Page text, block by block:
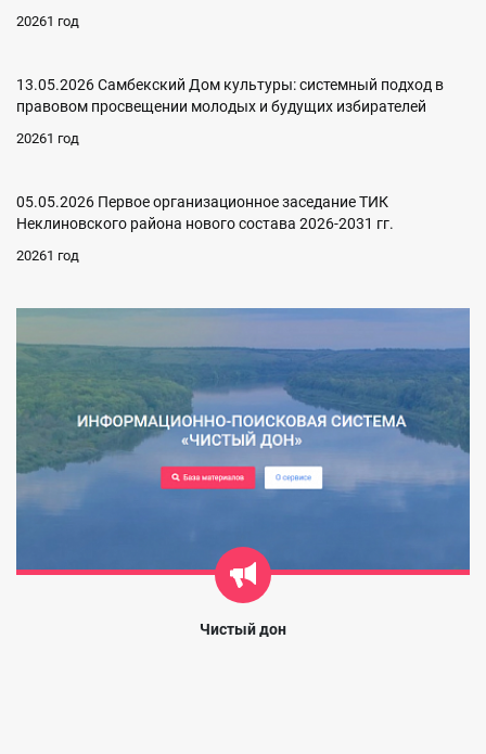
20261 год
13.05.2026 Самбекский Дом культуры: системный подход в
правовом просвещении молодых и будущих избирателей
20261 год
05.05.2026 Первое организационное заседание ТИК
Неклиновского района нового состава 2026-2031 гг.
20261 год
Чистый дон